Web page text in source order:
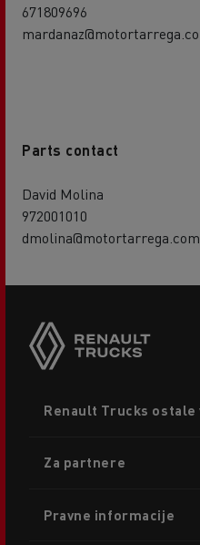
671809696
Parts contact
David Molina
972001010
dmolina@motortarrega.com
menu
Renault Trucks ostale
Za partnere
Pravne informacije